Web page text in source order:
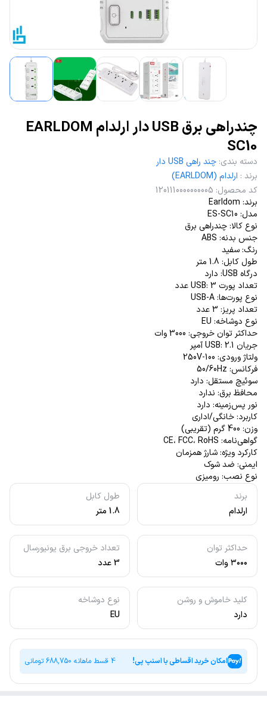
چندراهی برق USB دار ارلدام EARLDOM
SC10
برند
ارلدام
طول کابل
1.8 متر
حداکثر توان
۳۰۰۰ وات
تعداد خروجی برق یونیورسال
3 عدد
کلید خاموش و روشن
دارد
نوع دوشاخه
EU
دسته بندی: چند راهی USB دار
برند : ارلدام (EARLDOM)
کد محصول:
1201110000000005
برند: Earldom
مدل: ES-SC10
نوع کالا: چندراهی برق
جنس بدنه: ABS
رنگ: سفید
طول کابل: 1.8 متر
درگاه USB: دارد
تعداد پورت USB: 3 عدد
نوع پورت‌ها: USB-A
تعداد پریز: 3 عدد
نوع دوشاخه: EU
حداکثر توان خروجی: 3000 وات
جریان USB: 2.1 آمپر
ولتاژ ورودی: 100-250V
فرکانس: 50/60Hz
سوئیچ مستقل: دارد
محافظ برق: ندارد
نور پس‌زمینه: دارد
کاربرد: خانگی/اداری
وزن: 400 گرم (تقریبی)
گواهی‌نامه: CE، FCC، RoHS
کارکرد ویژه: شارژ همزمان
ایمنی: ضد شوک
نوع نصب: رومیزی
امکان خرید اقساطی با اسنپ پی! 4 قسط ماهانه 688,750 تومانی